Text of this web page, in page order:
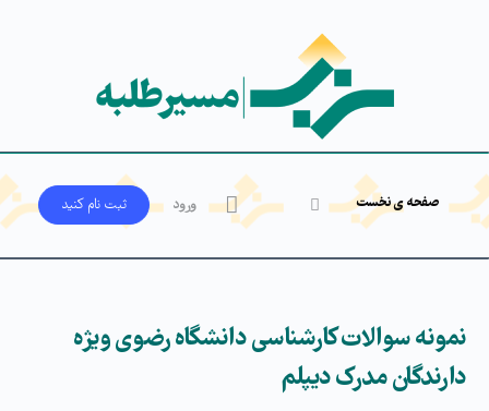
صفحه ی نخست ورود ثبت‌ نام کنید
نمونه سوالات کارشناسی دانشگاه رضوی ویژه
دارندگان مدرک دیپلم